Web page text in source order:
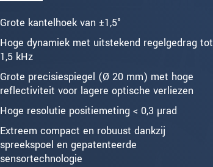
Grote kantelhoek van ±1,5°
Hoge dynamiek met uitstekend regelgedrag tot
1,5 kHz
Grote precisiespiegel (Ø 20 mm) met hoge
reflectiviteit voor lagere optische verliezen
Hoge resolutie positiemeting < 0,3 µrad
Extreem compact en robuust dankzij
spreekspoel en gepatenteerde
sensortechnologie